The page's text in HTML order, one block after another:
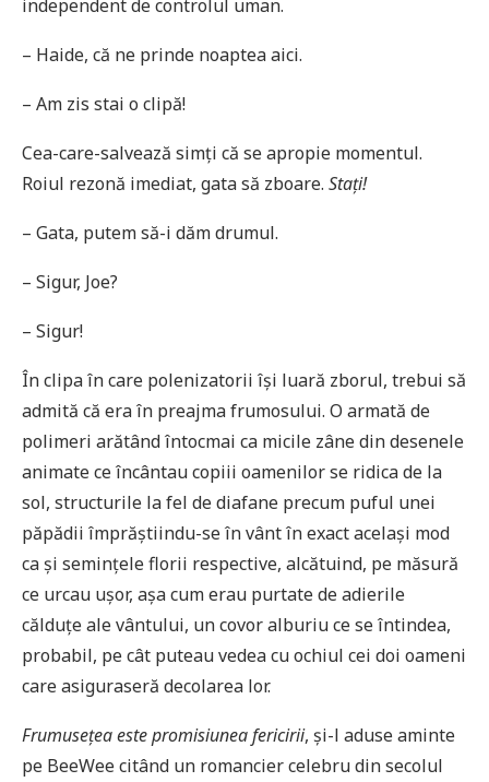
independent de controlul uman.
– Haide, că ne prinde noaptea aici.
– Am zis stai o clipă!
Cea-care-salvează simți că se apropie momentul.
Roiul rezonă imediat, gata să zboare. Stați!
– Gata, putem să-i dăm drumul.
– Sigur, Joe?
– Sigur!
În clipa în care polenizatorii își luară zborul, trebui să
admită că era în preajma frumosului. O armată de
polimeri arătând întocmai ca micile zâne din desenele
animate ce încântau copiii oamenilor se ridica de la
sol, structurile la fel de diafane precum puful unei
păpădii împrăştiindu-se în vânt în exact același mod
ca și semințele florii respective, alcătuind, pe măsură
ce urcau ușor, așa cum erau purtate de adierile
călduțe ale vântului, un covor alburiu ce se întindea,
probabil, pe cât puteau vedea cu ochiul cei doi oameni
care asiguraseră decolarea lor.
Frumusețea este promisiunea fericirii, și-l aduse aminte
pe BeeWee citând un romancier celebru din secolul